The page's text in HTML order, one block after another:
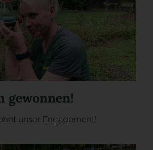
gewonnen!
unser Engagement!